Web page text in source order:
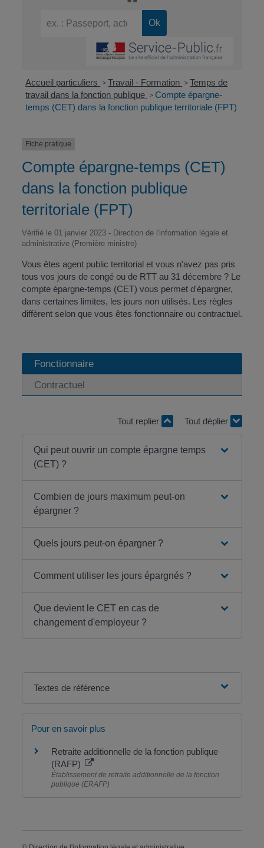
Accueil particuliers > Travail - Formation > Temps de
travail dans la fonction publique > Compte épargne-
temps (CET) dans la fonction publique territoriale (FPT)
Fiche pratique
Compte épargne-temps (CET)
dans la fonction publique
territoriale (FPT)
Vérifié le 01 janvier 2023 - Direction de l'information légale et
administrative (Première ministre)
Vous êtes agent public territorial et vous n'avez pas pris
tous vos jours de congé ou de RTT au 31 décembre ? Le
compte épargne-temps (CET) vous permet d'épargner,
dans certaines limites, les jours non utilisés. Les règles
diffèrent selon que vous êtes fonctionnaire ou contractuel.
Fonctionnaire
Contractuel
Tout replier Tout déplier
Qui peut ouvrir un compte épargne temps
(CET) ?
Combien de jours maximum peut-on
épargner ?
Quels jours peut-on épargner ?
Comment utiliser les jours épargnés ?
Que devient le CET en cas de
changement d'employeur ?
Textes de référence
Pour en savoir plus
Retraite additionnelle de la fonction publique
(RAFP)
Établissement de retraite additionnelle de la fonction
publique (ERAFP)